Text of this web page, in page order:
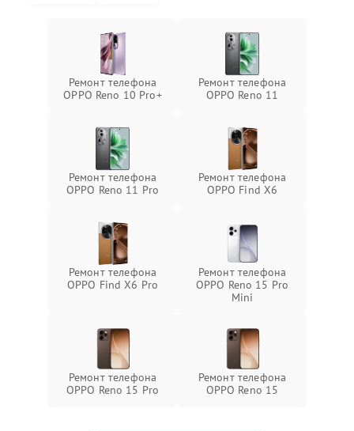
Ремонт телефона
OPPO Reno 10 Pro+
Ремонт телефона
OPPO Reno 11
Ремонт телефона
OPPO Reno 11 Pro
Ремонт телефона
OPPO Find X6
Ремонт телефона
OPPO Find X6 Pro
Ремонт телефона
OPPO Reno 15 Pro
Mini
Ремонт телефона
OPPO Reno 15 Pro
Ремонт телефона
OPPO Reno 15